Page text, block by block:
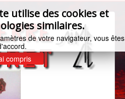
utilise des cookies et
similaires.
de votre navigateur, vous êtes
compris